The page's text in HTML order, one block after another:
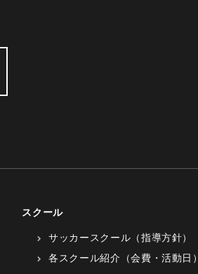
スクール
サッカースクール（指導方針）
各スクール紹介（会費・活動日）